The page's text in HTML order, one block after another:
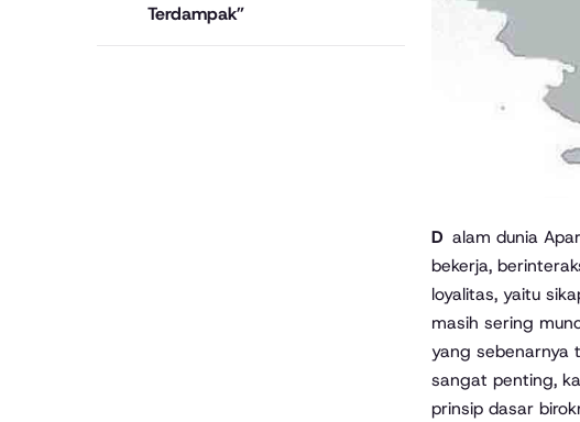
Terdampak”
Dalam dunia Aparatur Sipil Negara (ASN), core values menjadi kompas yang memandu bagaimana setiap individu
bekerja,
loyalitas, yaitu
masih sering
yang sebenarnya
sangat penting,
prinsip dasar